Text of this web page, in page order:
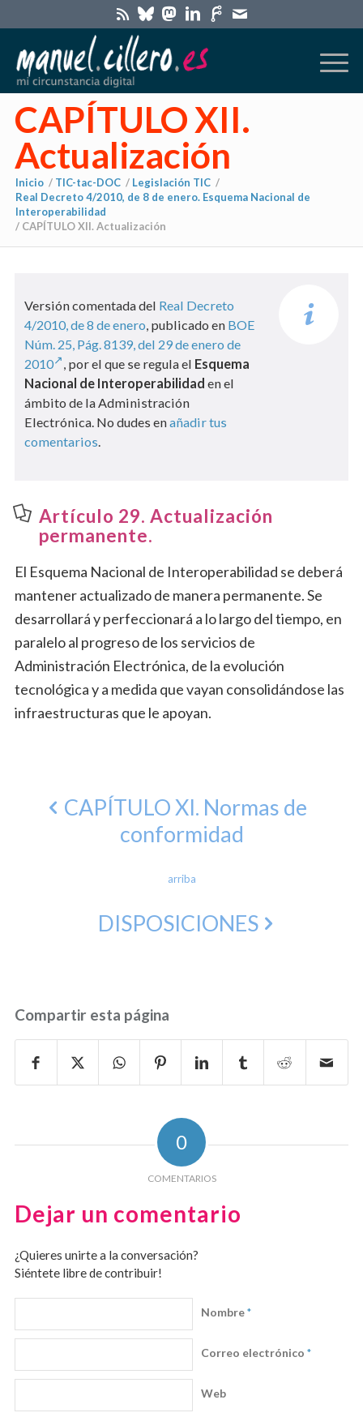
CAPÍTULO XII.
Actualización
Inicio / TIC-tac-DOC / Legislación TIC /
Real Decreto 4/2010, de 8 de enero. Esquema Nacional de
Interoperabilidad
/ CAPÍTULO XII. Actualización
Versión comentada del Real Decreto
4/2010, de 8 de enero, publicado en BOE
Núm. 25, Pág. 8139, del 29 de enero de
2010
, por el que se regula el Esquema
Nacional de Interoperabilidad en el
ámbito de la Administración
Electrónica. No dudes enañadir tus
comentarios.
Artículo 29. Actualización
permanente.
El Esquema Nacional de Interoperabilidad se deberá
mantener actualizado de manera permanente. Se
desarrollará y perfeccionará a lo largo del tiempo, en
paralelo al progreso de los servicios de
Administración Electrónica, de la evolución
tecnológica y a medida que vayan consolidándose las
infraestructuras que le apoyan.
CAPÍTULO XI. Normas de
conformidad
arriba
DISPOSICIONES
Compartir esta página
0
COMENTARIOS
Dejar un comentario
¿Quieres unirte a la conversación?
Siéntete libre de contribuir!
Nombre*
Correo electrónico *
Web